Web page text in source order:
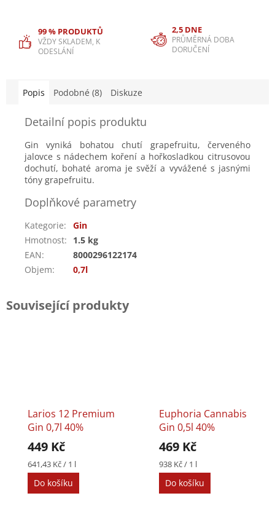
99 % PRODUKTŮ
VŽDY SKLADEM, K
ODESLÁNÍ
2,5 DNE
PRŮMĚRNÁ DOBA
DORUČENÍ
Popis Podobné (8) Diskuze
Detailní popis produktu
Gin vyniká bohatou chutí grapefruitu, červeného
jalovce s nádechem koření a hořkosladkou citrusovou
dochutí, bohaté aroma je svěží a vyvážené s jasnými
tóny grapefruitu.
Doplňkové parametry
Kategorie:
Gin
Hmotnost:
1.5 kg
EAN:
8000296122174
Objem: 0,7l
Související produkty
Larios 12 Premium
Gin 0,7l 40%
449 Kč
Měrná
cena:
641,43 Kč / 1 l
Do košíku
Euphoria Cannabis
Gin 0,5l 40%
469 Kč
Měrná
cena:
938 Kč / 1 l
Do košíku